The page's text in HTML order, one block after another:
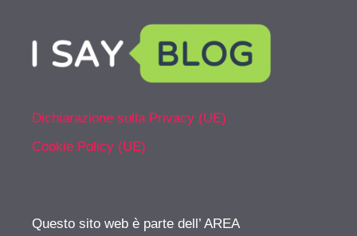
Dichiarazione sulla Privacy (UE)
Cookie Policy (UE)
Questo sito web è parte dell’ AREA